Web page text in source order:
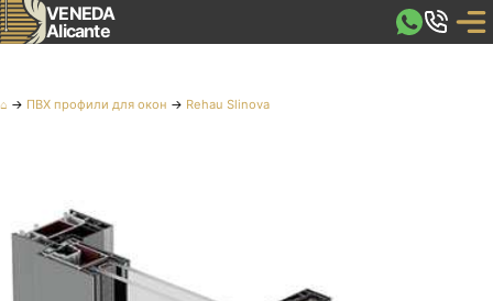
VENEDA
Alicante
⌂ → ПВХ профили для окон → Rehau Slinova